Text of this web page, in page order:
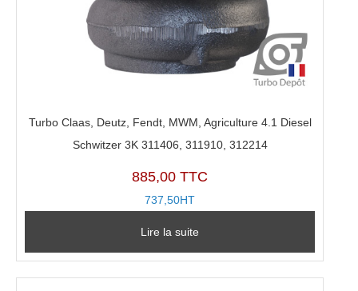
Turbo Claas, Deutz, Fendt, MWM, Agriculture 4.1 Diesel
Schwitzer 3K 311406, 311910, 312214
885,00 TTC
737,50HT
Lire la suite